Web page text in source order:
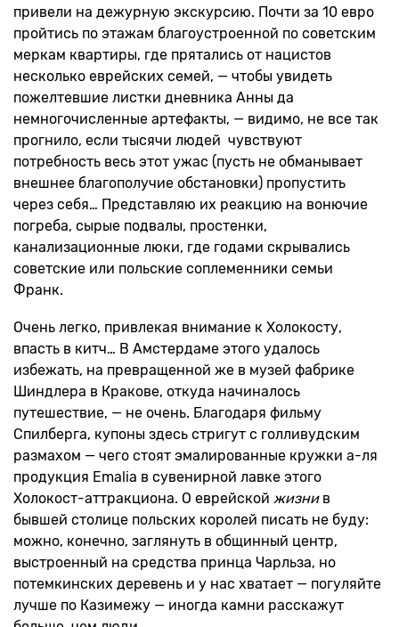
привели на дежурную экскурсию. Почти за 10 евро
пройтись по этажам благоустроенной по советским
меркам квартиры, где прятались от нацистов
несколько еврейских семей, — чтобы увидеть
пожелтевшие листки дневника Анны да
немногочисленные артефакты, — видимо, не все так
прогнило, если тысячи людей чувствуют
потребность весь этот ужас (пусть не обманывает
внешнее благополучие обстановки) пропустить
через себя… Представляю их реакцию на вонючие
погреба, сырые подвалы, простенки,
канализационные люки, где годами скрывались
советские или польские соплеменники семьи
Франк.
Очень легко, привлекая внимание к Холокосту,
впасть в китч… В Амстердаме этого удалось
избежать, на превращенной же в музей фабрике
Шиндлера в Кракове, откуда начиналось
путешествие, — не очень. Благодаря фильму
Спилберга, купоны здесь стригут с голливудским
размахом — чего стоят эмалированные кружки а-ля
продукция Emalia в сувенирной лавке этого
Холокост-аттракциона. О еврейской жизни в
бывшей столице польских королей писать не буду:
можно, конечно, заглянуть в общинный центр,
выстроенный на средства принца Чарльза, но
потемкинских деревень и у нас хватает — погуляйте
лучше по Казимежу — иногда камни расскажут